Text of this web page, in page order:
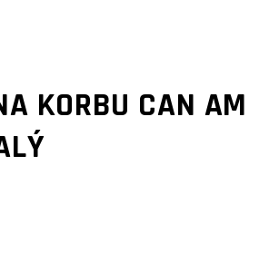
KORBU CAN AM